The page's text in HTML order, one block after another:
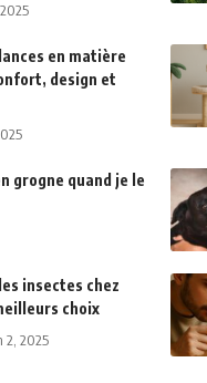
en matière
design et
grogne quand je le
insectes chez
choix
2, 2025